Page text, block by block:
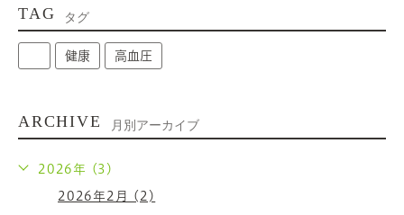
TAG タグ
健康 高血圧
ARCHIVE 月別アーカイブ
2026年 (3)
2026年2月 (2)